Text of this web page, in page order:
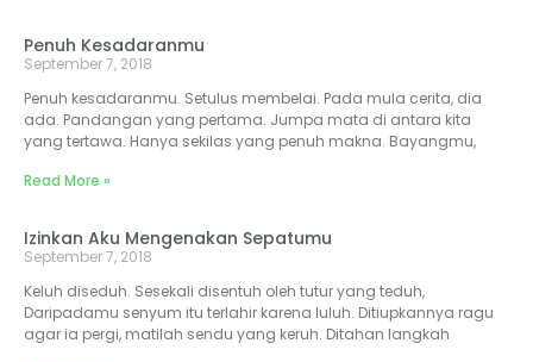
Penuh Kesadaranmu
September 7, 2018
Penuh kesadaranmu. Setulus membelai. Pada mula cerita, dia
ada. Pandangan yang pertama. Jumpa mata di antara kita
yang tertawa. Hanya sekilas yang penuh makna. Bayangmu,
Read More »
Izinkan Aku Mengenakan Sepatumu
September 7, 2018
Keluh diseduh. Sesekali disentuh oleh tutur yang teduh,
Daripadamu senyum itu terlahir karena luluh. Ditiupkannya ragu
agar ia pergi, matilah sendu yang keruh. Ditahan langkah